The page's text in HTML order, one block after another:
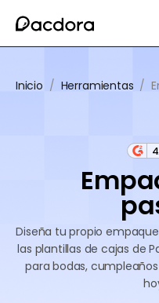
Inicio / Herramientas /
Diseña tu propio
las plantillas de cajas de
para bodas,